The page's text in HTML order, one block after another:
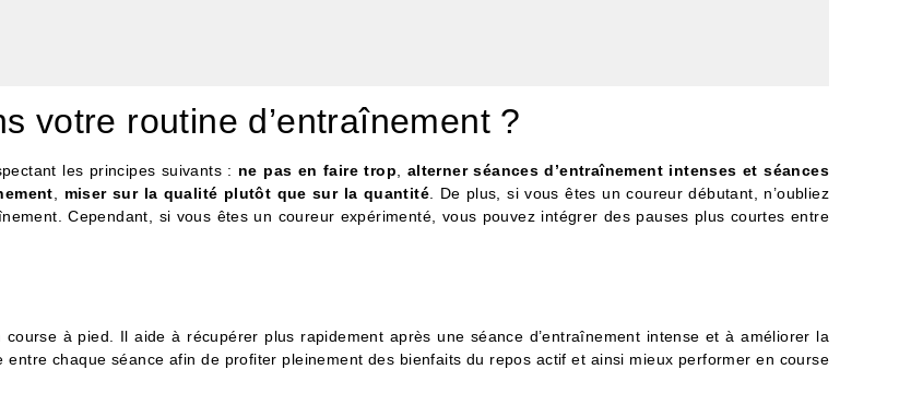
votre routine d’entraînement ?
les principes suivants : ne pas en faire trop
alterner séances d’entraînement intenses et séances
miser sur la qualité plutôt que sur la quantité. De plus, si vous êtes un coureur débutant, n’oubliez
Cependant, si vous êtes un coureur expérimenté, vous pouvez intégrer des pauses plus courtes entre
à pied. Il aide à récupérer plus rapidement après une séance d’entraînement intense et à améliorer la
chaque séance afin de profiter pleinement des bienfaits du repos actif et ainsi mieux performer en course